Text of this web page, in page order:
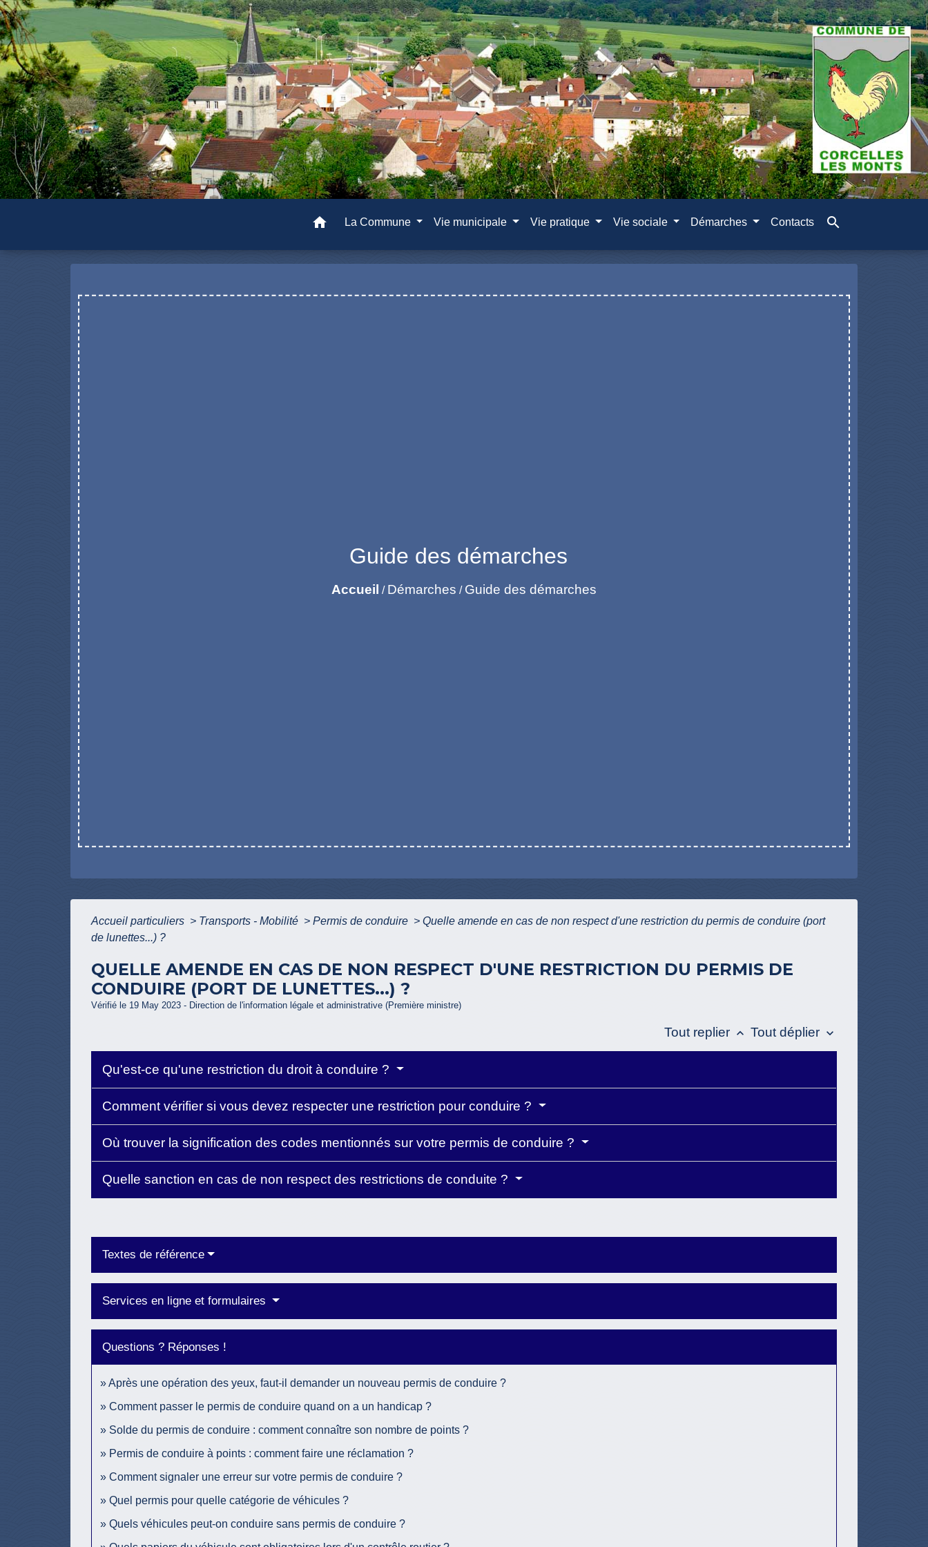
home La Commune Vie municipale Vie pratique Vie sociale Démarches Contacts search
Guide des démarches
Accueil / Démarches / Guide des démarches
Accueil particuliers > Transports - Mobilité > Permis de conduire > Quelle amende en cas de non respect d'une restriction du permis de conduire (port
de lunettes...) ?
QUELLE AMENDE EN CAS DE NON RESPECT D'UNE RESTRICTION DU PERMIS DE
CONDUIRE (PORT DE LUNETTES...) ?
Vérifié le 19 May 2023 - Direction de l'information légale et administrative (Première ministre)
Tout replier keyboard_arrow_up Tout déplier keyboard_arrow_down
Qu'est-ce qu'une restriction du droit à conduire ?
Comment vérifier si vous devez respecter une restriction pour conduire ?
Où trouver la signification des codes mentionnés sur votre permis de conduire ?
Quelle sanction en cas de non respect des restrictions de conduite ?
Textes de référence
Services en ligne et formulaires
Questions ? Réponses !
Après une opération des yeux, faut-il demander un nouveau permis de conduire ?
Comment passer le permis de conduire quand on a un handicap ?
Solde du permis de conduire : comment connaître son nombre de points ?
Permis de conduire à points : comment faire une réclamation ?
Comment signaler une erreur sur votre permis de conduire ?
Quel permis pour quelle catégorie de véhicules ?
Quels véhicules peut-on conduire sans permis de conduire ?